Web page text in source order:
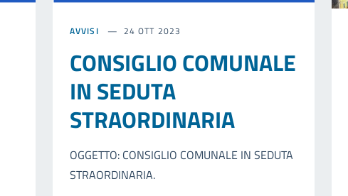
AVVISI 24 OTT 2023
CONSIGLIO COMUNALE
IN SEDUTA
STRAORDINARIA
OGGETTO: CONSIGLIO COMUNALE IN SEDUTA
STRAORDINARIA.